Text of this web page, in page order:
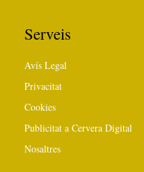
Serveis
Avís Legal
Privacitat
Cookies
Publicitat a Cervera Digital
Nosaltres